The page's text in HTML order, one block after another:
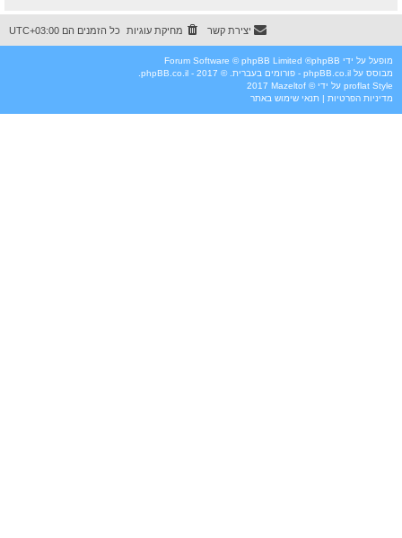
כל הזמנים הם UTC+03:00 מחיקת עוגיות יצירת קשר
מופעל על ידי phpBB
® Forum Software © phpBB Limited
מבוסס על phpBB.co.il - פורומים בעברית
. © 2017 - phpBB.co.il.
Style
proflat על ידי © Mazeltof
מדיניות הפרטיות | תנאי שימוש באתר